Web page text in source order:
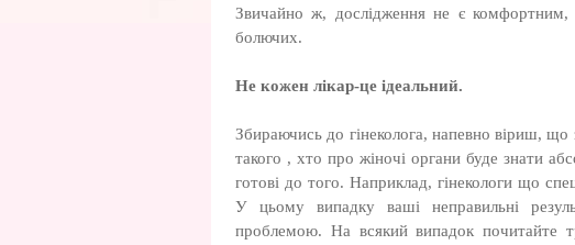
Звичайно ж, дослідження не є комфортним,
болючих.
Не кожен лікар-це ідеальний.
Збираючись до гінеколога, напевно віриш,
такого , хто про жіночі органи буде знати
готові до того. Наприклад, гінекологи що
У цьому випадку ваші неправильні
проблемою. На всякий випадок почитайте